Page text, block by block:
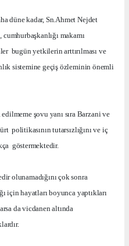
düne kadar, Sn.Ahmet Nejdet
makamı
bugün yetkilerin arttırılması ve
sistemine geçiş özleminin önemli
şovu yanı sıra Barzani ve
politikasının tutarsızlığını ve iç
göstermektedir.
olunamadığını çok sonra
için hayatları boyunca yaptıkları
da vicdanen altında